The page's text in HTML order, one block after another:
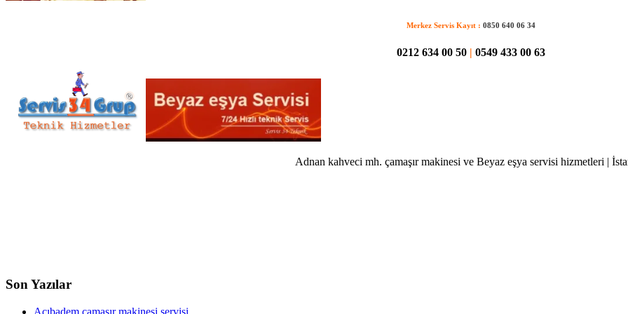
Merkez Servis Kayıt : 0850 640 06 34
0212 634 00 50 0549 433 00 63
Adnan kahveci mh. çamaşır makinesi ve Beyaz eşya servisi hizmetleri |
Son Yazılar
Acıbadem çamaşır makinesi servisi